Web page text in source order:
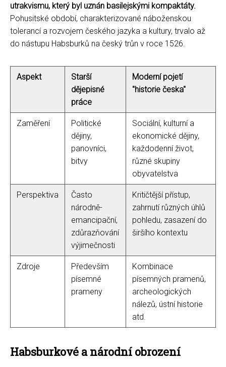
utrakvismu, který byl uznán basilejskými kompaktáty.
Pohusitské období, charakterizované náboženskou
tolerancí a rozvojem českého jazyka a kultury, trvalo až
do nástupu Habsburků na český trůn v roce 1526.
Aspekt
Starší
dějepisné
práce
Moderní pojetí
"historie česka"
Zaměření
Politické
dějiny,
panovníci,
bitvy
Sociální, kulturní a
ekonomické dějiny,
každodenní život,
různé skupiny
obyvatelstva
Perspektiva
Často
národně-
emancipační,
zdůrazňování
výjimečnosti
Kritičtější přístup,
zahrnutí různých úhlů
pohledu, zasazení do
širšího kontextu
Zdroje
Především
písemné
prameny
Kombinace
písemných pramenů,
archeologických
nálezů, ústní historie
atd.
Habsburkové a národní obrození